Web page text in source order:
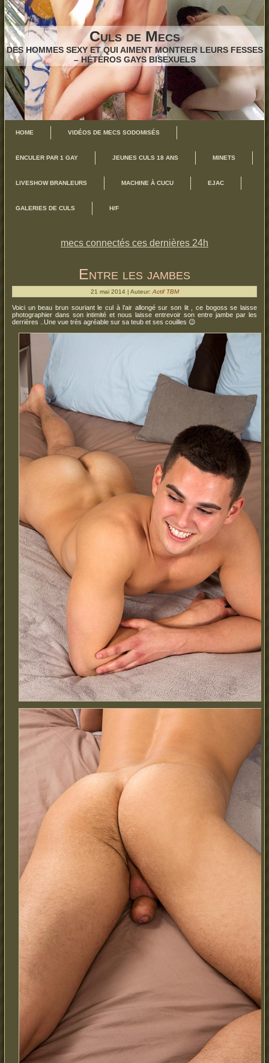
Culs de Mecs
DES HOMMES SEXY ET QUI AIMENT MONTRER LEURS FESSES
– HÉTÉROS GAYS BISEXUELS
HOME VIDÉOS DE MECS SODOMISÉS
ENCULER PAR 1 GAY JEUNES CULS 18 ANS MINETS
LIVESHOW BRANLEURS MACHINE À CUCU EJAC
GALERIES DE CULS H/F
mecs connectés ces dernières 24h
Entre les jambes
21 mai 2014 | Auteur: Actif TBM
Voici un beau brun souriant le cul à l’air allongé sur son lit , ce bogoss se laisse
photographier dans son intimité et nous laisse entrevoir son entre jambe par les
derrières ..Une vue très agréable sur sa teub et ses couilles 😉